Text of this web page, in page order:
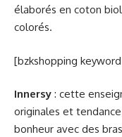
élaborés en coton
colorés.
[bzkshopping
Innersy : cette
originales et
bonheur avec des